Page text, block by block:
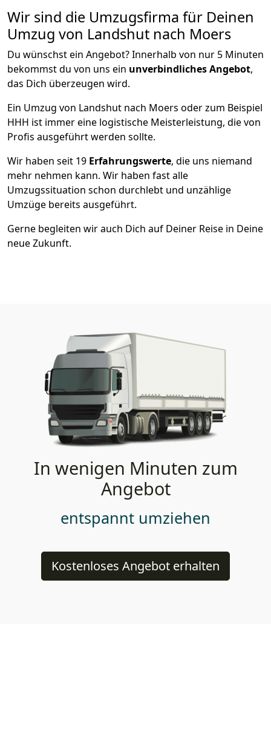
Wir sind die Umzugsfirma für Deinen
Umzug von Landshut nach Moers
Du wünschst ein Angebot? Innerhalb von nur 5 Minuten
bekommst du von uns ein unverbindliches Angebot,
das Dich überzeugen wird.
Ein Umzug von Landshut nach Moers oder zum Beispiel
HHH ist immer eine logistische Meisterleistung, die von
Profis ausgeführt werden sollte.
Wir haben seit 19 Erfahrungswerte, die uns niemand
mehr nehmen kann. Wir haben fast alle
Umzugssituation schon durchlebt und unzählige
Umzüge bereits ausgeführt.
Gerne begleiten wir auch Dich auf Deiner Reise in Deine
neue Zukunft.
In wenigen Minuten zum
Angebot
entspannt umziehen
Kostenloses Angebot erhalten